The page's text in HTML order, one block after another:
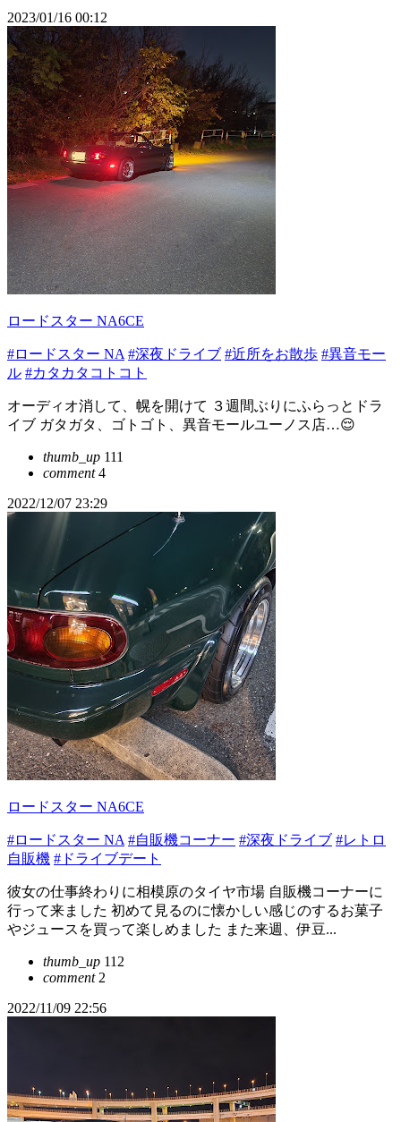
2023/01/16 00:12
ロードスター NA6CE
#ロードスター NA #深夜ドライブ #近所をお散歩 #異音モー
ル #カタカタコトコト
オーディオ消して、幌を開けて ３週間ぶりにふらっとドラ
イブ ガタガタ、ゴトゴト、異音モールユーノス店…😌
thumb_up 111
comment4
2022/12/07 23:29
ロードスター NA6CE
#ロードスター NA #自販機コーナー #深夜ドライブ #レトロ
自販機 #ドライブデート
彼女の仕事終わりに相模原のタイヤ市場 自販機コーナーに
行って来ました 初めて見るのに懐かしい感じのするお菓子
やジュースを買って楽しめました また来週、伊豆...
thumb_up 112
comment2
2022/11/09 22:56